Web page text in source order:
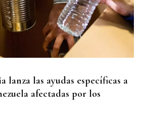
lanza las ayudas específicas a
afectadas por los